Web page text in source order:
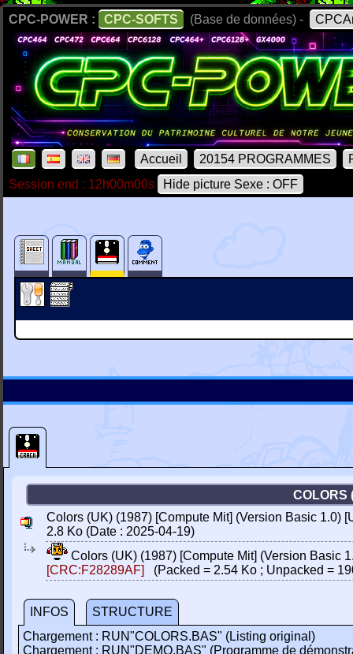
CPC-POWER : CPC-SOFTS (Base de données) -
Accueil 20154 PROGRAMMES
Session end : 12h00m00s
Hide picture Sexe : OFF
COLORS
Colors (UK) (1987) [Compute Mit] (Version Basic 1.0)
2.8 Ko (Date : 2025-04-19)
Colors (UK) (1987) [Compute Mit] (Version Basic
[CRC:F28289AF]
(Packed = 2.54 Ko ; Unpacked =
INFOS
STRUCTURE
Chargement : RUN"COLORS.BAS" (Listing original)
Chargement : RUN"DEMO.BAS" (Programme de